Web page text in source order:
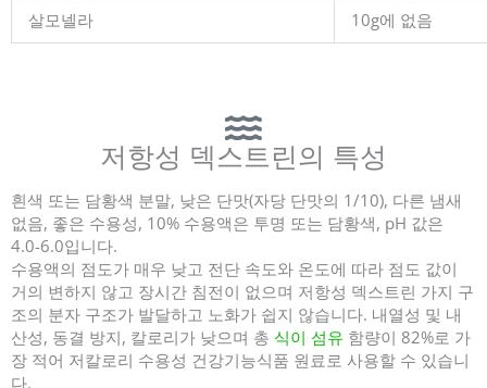
살모넬라 10g에 없음
저항성 덱스트린의 특성
흰색 또는 담황색 분말, 낮은 단맛(자당 단맛의 1/10), 다른 냄새
없음, 좋은 수용성, 10% 수용액은 투명 또는 담황색, pH 값은
4.0-6.0입니다.
수용액의 점도가 매우 낮고 전단 속도와 온도에 따라 점도 값이
거의 변하지 않고 장시간 침전이 없으며 저항성 덱스트린 가지 구
조의 분자 구조가 발달하고 노화가 쉽지 않습니다. 내열성 및 내
산성, 동결 방지, 칼로리가 낮으며 총 식이 섬유 함량이 82%로 가
장 적어 저칼로리 수용성 건강기능식품 원료로 사용할 수 있습니
다.